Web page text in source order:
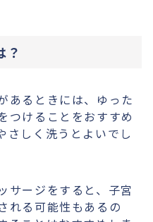
？
あるときには、ゆった
つけることをおすすめ
さしく洗うとよいでし
サージをすると、子宮
れる可能性もあるの